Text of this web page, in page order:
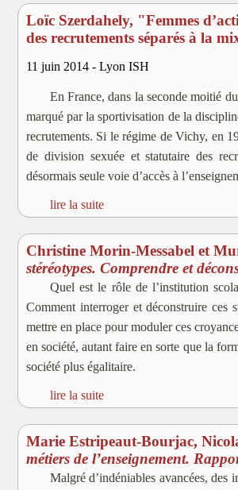
Loïc Szerdahely, "Femmes
des recrutements séparés à la
11 juin 2014 - Lyon ISH
En France, dans la seconde moitié
marqué par la sportivisation de la
recrutements. Si le régime de Vichy, en
de division sexuée et statutaire des
désormais seule voie d’accès à
lire la suite
Christine Morin-Messabel et
stéréotypes. Comprendre et
Quel est le rôle de l’institution
Comment interroger et déconstruire ces
mettre en place pour moduler ces
en société, autant faire en sorte que la
société plus égalitaire.
lire la suite
Marie Estripeaut-Bourjac,
métiers de l’enseignement.
Malgré d’indéniables avancées, des